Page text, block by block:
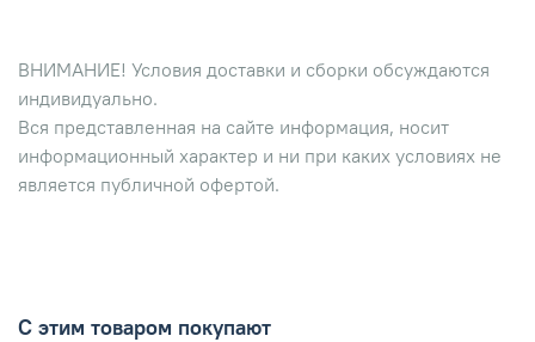
ВНИМАНИЕ! Условия доставки и сборки обсуждаются
индивидуально.
Вся представленная на сайте информация, носит
информационный характер и ни при каких условиях не
является публичной офертой.
С этим товаром покупают